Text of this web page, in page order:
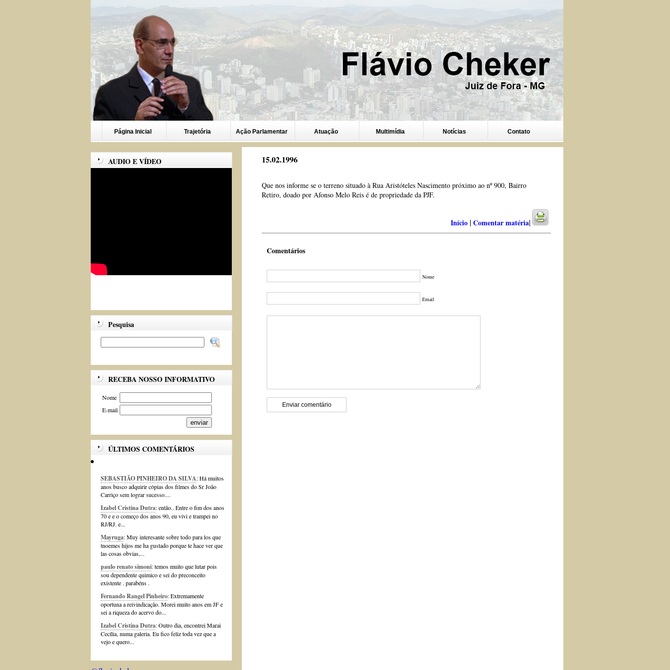
Página Inicial Trajetória Ação Parlamentar Atuação Multimídia Notícias Contato
AUDIO E VÍDEO
Pesquisa
RECEBA NOSSO INFORMATIVO
Nome
E-mail
ÚLTIMOS COMENTÁRIOS
SEBASTIÃO PINHEIRO DA SILVA: Há muitos
anos busco adquirir cópias dos filmes do Sr João
Carriço sem lograr sucesso....
Izabel Cristina Dutra: então.. Entre o fim dos anos
70 e e o começo dos anos 90, eu vivi e trampei no
RJ/RJ. e...
Mayruga: Muy interesante sobre todo para los que
tnoemes hijos me ha gustado porque te hace ver que
las cosas obvias,...
paulo renato simoni: temos muito que lutar pois
sou dependente quimico e sei do preconceito
existente . parabéns .
Fernando Rangel Pinheiro: Extremamente
oportuna a reivindicação. Morei muito anos em JF e
sei a riqueza do acervo do...
Izabel Cristina Dutra: Outro dia, encontrei Marai
Cecília, numa galeria. Eu fico feliz toda vez que a
vejo e quero...
15.02.1996
Que nos informe se o terreno situado à Rua Aristóteles Nascimento próximo ao nº 900, Bairro
Retiro, doado por Afonso Melo Reis é de propriedade da PJF.
Início |Comentar matéria|
Comentários
Nome
Email